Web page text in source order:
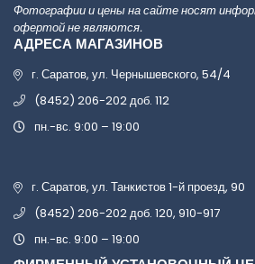
Фотографии и цены на сайте носят
офертой не являются.
АДРЕСА МАГАЗИНОВ
г. Саратов, ул. Чернышевского, 54/4
(8452) 206-202 доб. 112
пн.-вс. 9:00 – 19:00
г. Саратов, ул. Танкистов 1-й проезд, 90
(8452) 206-202 доб. 120, 910-917
пн.-вс. 9:00 – 19:00